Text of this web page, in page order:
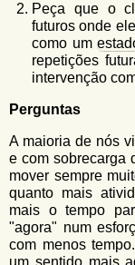
Peça que o
futuros onde
como um
repetições
intervenção
Perguntas
A maioria de nós
e com sobrecarga
mover sempre
quanto mais
mais o tempo
"agora" num
com menos
um sentido mais